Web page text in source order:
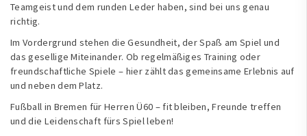
Teamgeist und dem runden Leder haben, sind bei uns genau
richtig.
Im Vordergrund stehen die Gesundheit, der Spaß am Spiel und
das gesellige Miteinander. Ob regelmäßiges Training oder
freundschaftliche Spiele – hier zählt das gemeinsame Erlebnis auf
und neben dem Platz.
Fußball in Bremen für Herren Ü60 – fit bleiben, Freunde treffen
und die Leidenschaft fürs Spiel leben!